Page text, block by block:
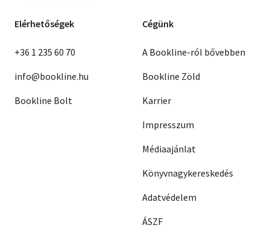
Elérhetőségek
+36 1 235 60 70
info@bookline.hu
Bookline Bolt
Cégünk
A Bookline-ról bővebben
Bookline Zöld
Karrier
Impresszum
Médiaajánlat
Könyvnagykereskedés
Adatvédelem
ÁSZF